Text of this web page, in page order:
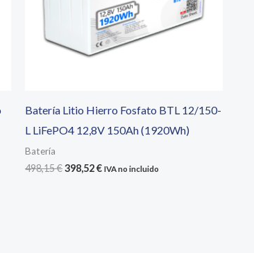
Batería Litio Hierro Fosfato BTL 12/150-
L LiFePO4 12,8V 150Ah (1920Wh)
Batería
498,15€El
398,52€ElIVA no incluido